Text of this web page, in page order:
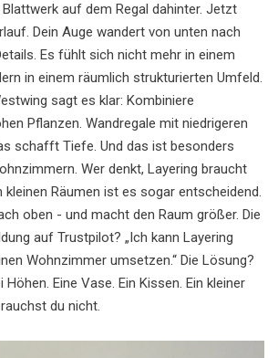
auf dem Regal dahinter. Jetzt
Dein Auge wandert von unten nach
Es fühlt sich nicht mehr in einem
in einem räumlich strukturierten Umfeld.
sagt es klar: Kombiniere
Pflanzen. Wandregale mit niedrigeren
schafft Tiefe. Und das ist besonders
Wer denkt, Layering braucht
kleinen Räumen ist es sogar entscheidend.
oben - und macht den Raum größer. Die
auf Trustpilot? „Ich kann Layering
Wohnzimmer umsetzen.“ Die Lösung?
Höhen. Eine Vase. Ein Kissen. Ein kleiner
du nicht.